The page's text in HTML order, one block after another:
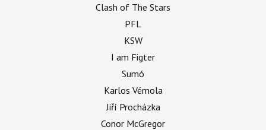
Clash of The Stars
PFL
KSW
I am Figter
Sumó
Karlos Vémola
Jiří Procházka
Conor McGregor